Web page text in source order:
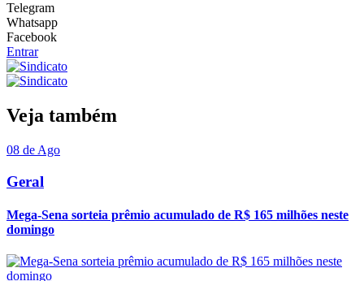
Telegram
Whatsapp
Facebook
Entrar
Veja também
08 de Ago
Geral
Mega-Sena sorteia prêmio acumulado de R$ 165 milhões neste
domingo